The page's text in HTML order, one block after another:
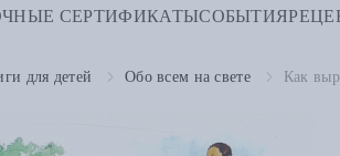
СЕРТИФИКАТЫСОБЫТИЯ
для детей Обо всем на свете Как